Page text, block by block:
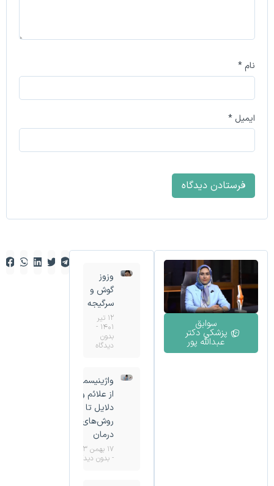
نام*
ایمیل *
سوابق
پزشکی دکتر
عبدالله پور
وزوز
گوش و
سرگیجه
۱۲ تیر
۱۴۰۱
بدون
دیدگاه
واژینیسموس؛
از علائم و
دلایل تا
روش‌های
درمان
۱۷ بهمن ۱۴۰۳
بدون دیدگاه